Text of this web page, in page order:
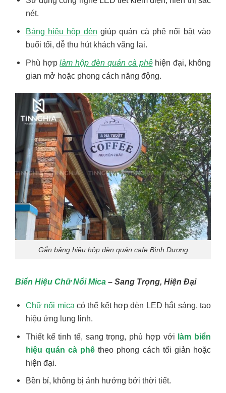
nét.
Bảng hiệu hộp đèn giúp quán cà phê nổi bật vào
buổi tối, dễ thu hút khách vãng lai.
Phù hợplàm hộp đèn quán cà phêhiện đại, không
gian mở hoặc phong cách năng động.
Gắn bảng hiệu hộp đèn quán cafe Bình Dương
Biển Hiệu Chữ Nổi Mica – Sang Trọng, Hiện Đại
Chữ nổi mica có thể kết hợp đèn LED hắt sáng, tạo
hiệu ứng lung linh.
Thiết kế tinh tế, sang trọng, phù hợp với làm biển
hiệu quán cà phê theo phong cách tối giản hoặc
hiện đại.
Bền bỉ, không bị ảnh hưởng bởi thời tiết.